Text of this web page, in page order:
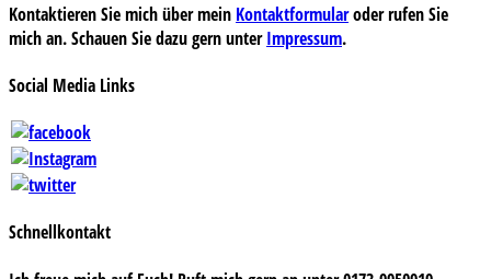
Kontaktieren Sie mich über mein Kontaktformularoder rufen Sie
mich an. Schauen Sie dazu gern unterImpressum.
Social Media Links
Schnellkontakt